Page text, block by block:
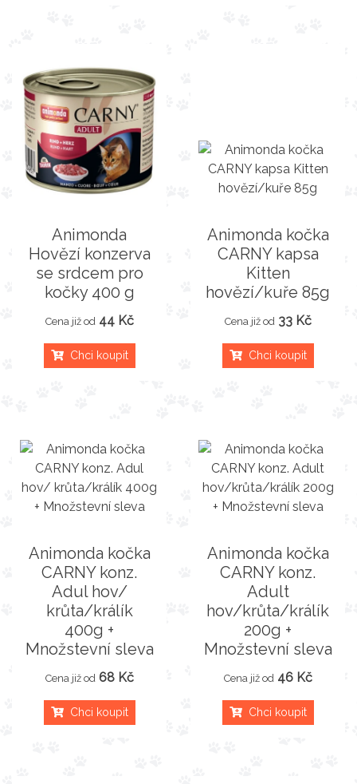
Animonda
Hovězí konzerva
se srdcem pro
kočky 400 g
Cena již od 44 Kč
Chci koupit
Animonda kočka
CARNY kapsa
Kitten
hovězí/kuře 85g
Cena již od 33 Kč
Chci koupit
Animonda kočka
CARNY konz.
Adul hov/
krůta/králík
400g +
Množstevní sleva
Cena již od 68 Kč
Chci koupit
Animonda kočka
CARNY konz.
Adult
hov/krůta/králík
200g +
Množstevní sleva
Cena již od 46 Kč
Chci koupit